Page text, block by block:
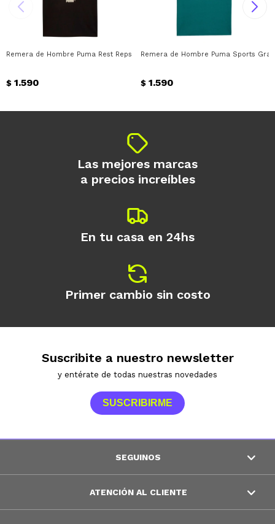
Remera de Hombre Puma Rest Reps Graphic Puma - Negro
$ 1.590
Remera de Hombre Puma Sports
$ 1.590
Las mejores marcas
a precios increíbles
En tu casa en 24hs
Primer cambio sin costo
Suscribite a nuestro newsletter
y entérate de todas nuestras novedades
SUSCRIBIRME
SEGUINOS
ATENCIÓN AL CLIENTE